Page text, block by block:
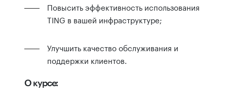
Повысить эффективность использования
TING в вашей инфраструктуре;
Улучшить качество обслуживания и
поддержки клиентов.
О курсе: